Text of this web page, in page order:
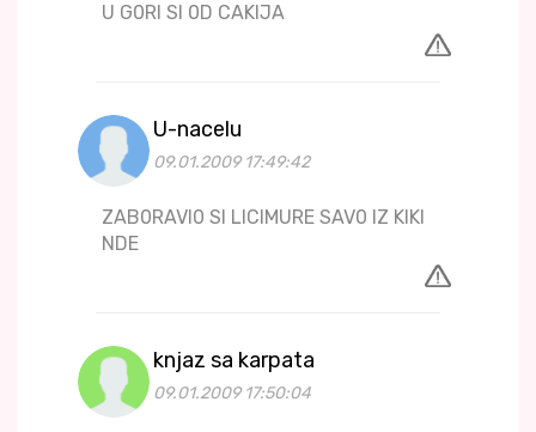
U G0RI SI 0D CAKIJA
U-nacelu
09.01.2009 17:49:42
ZAB0RAVI0 SI LICIMURE SAV0 IZ KIKI
NDE
knjaz sa karpata
09.01.2009 17:50:04